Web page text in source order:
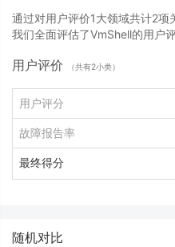
通过对用户评价1大领域共计2项
我们全面评估了VmShell的用户评
用户评价 （共有2小类）
用户评分
故障报告率
最终得分
随机对比